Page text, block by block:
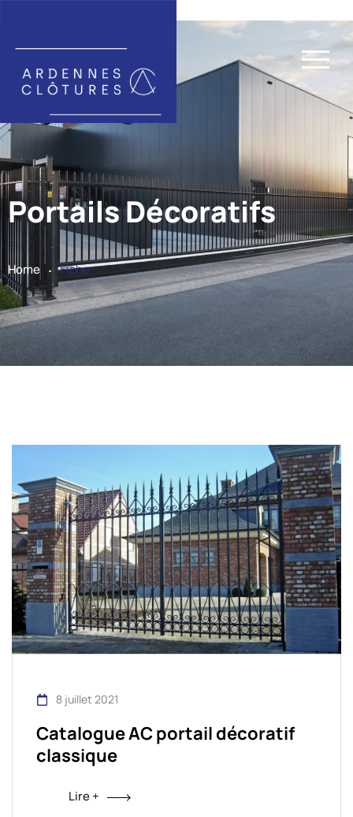
Portails Décoratifs
Home . Fiche
8 juillet 2021
Catalogue AC portail décoratif
classique
Lire +